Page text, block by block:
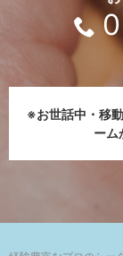
※お世話中・移
ーム